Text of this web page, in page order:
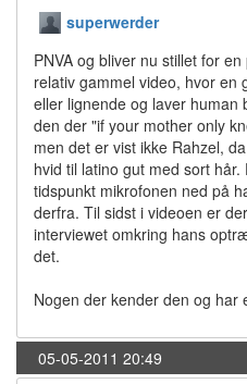
superwerder
PNVA og bliver nu stillet for
relativ gammel video, hvor en
eller lignende og laver human
den der "if your mother only
men det er vist ikke Rahzel,
hvid til latino gut med sort
tidspunkt mikrofonen ned på
derfra. Til sidst i videoen er
interviewet omkring hans
det.
Nogen der kender den og har
05-05-2011 20:49